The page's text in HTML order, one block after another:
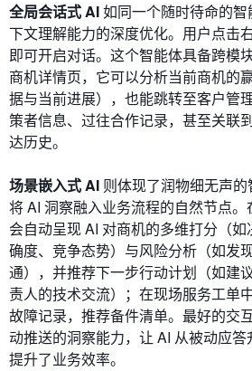
全局会话式 AI如同一个随时待命的
下文理解能力的深度优化。用户点击
即可开启对话。这个智能体具备跨模
商机详情页，它可以分析当前商机的
据与当前进展），也能跳转至客户管
策者信息、过往合作记录，甚至关联
达历史。
场景嵌入式 AI 则体现了润物细无声
将 AI 洞察融入业务流程的自然节点
会自动呈现 AI 对商机的多维打分（
确度、竞争态势）与风险分析（如发
通），并推荐下一步行动计划（如建
责人的技术交流）；在现场服务工单
故障记录，推荐备件清单。最好的交
动推送的洞察能力，让 AI 从被动应
提升了业务效率。